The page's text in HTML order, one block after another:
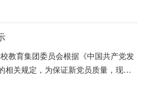
位 月
品投标表 类别：大米、食用
（0.1元）。 2、食品招标具体
细了解。 3、本表复印无效，
全额发放。产前病假和哺乳假期间岗
生活补贴全额发放。年休假、探亲
男方护理假期间，岗位津贴和生活补
学学历，硕士学位，小高。拟任市实
履职情况。对履行了岗位职责、完成
工资。 （二）30％的奖励
终一次性发放。小学部：正班主任200
幼儿园：每班2人为150元/人；每班3
半熟的鸡肉、鹅肉、鸭肉等各类肉
食，特别是注意不要吃半生不熟的鸡蛋。 苏州市
小学校
毅静、朱 珏、朱群慧、邱晓
委下属支部近期拟讨论预备党员转正
教育集团委员会根据《中国共产党发
相关规定，为保证新党员质量，现将
讨论预备党员转正对象的有关情况公